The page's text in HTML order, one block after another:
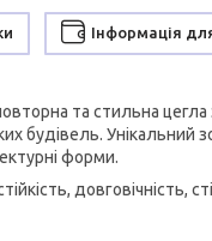
Інформація
та стильна
будівель. Унікальний
форми.
довговічність,